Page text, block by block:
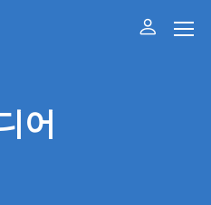
어